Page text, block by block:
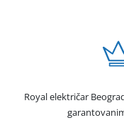
Royal električar